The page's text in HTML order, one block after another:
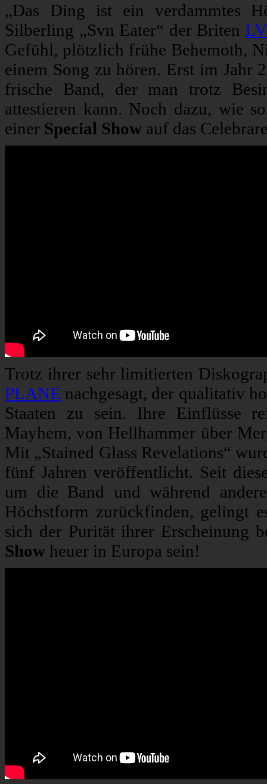
„Das Ding ist ein verdammtes
Silberling „Svn Eater“ der Briten
Gefühl, plötzlich frühe Behemoth,
einem Song zu hören. Erst im Jahr
frische Band, der man trotz
attestieren kann. Noch dazu, wie
einer Special Show auf das
Trotz ihrer sehr limitierten
PLANE nachgesagt, der qualitativ
Staaten zu sein. Ihre Einflüsse
Mayhem, von Hellhammer über
Mit „Stained Glass Revelations“
fünf Jahren veröffentlicht. Seit
um die Band und während
Höchstform zurückfinden, gelingt
sich der Purität ihrer Erscheinung
Show heuer in Europa sein!